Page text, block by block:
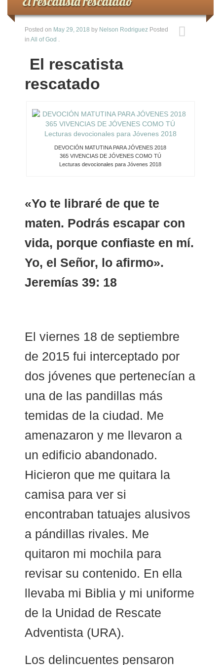
Posted on May 29, 2018 by Nelson Rodriguez Posted
in All of God .
El rescatista
rescatado
DEVOCIÓN MATUTINA PARA JÓVENES 2018
365 VIVENCIAS DE JÓVENES COMO TÚ
Lecturas devocionales para Jóvenes 2018
«Yo te libraré de que te
maten. Podrás escapar con
vida, porque confiaste en mí.
Yo, el Señor, lo afirmo».
Jeremías 39: 18
El viernes 18 de septiembre
de 2015 fui interceptado por
dos jóvenes que pertenecían a
una de las pandillas más
temidas de la ciudad. Me
amenazaron y me llevaron a
un edificio abandonado.
Hicieron que me quitara la
camisa para ver si
encontraban tatuajes alusivos
a pándillas rivales. Me
quitaron mi mochila para
revisar su contenido. En ella
llevaba mi Biblia y mi uniforme
de la Unidad de Rescate
Adventista (URA).
Los delincuentes pensaron